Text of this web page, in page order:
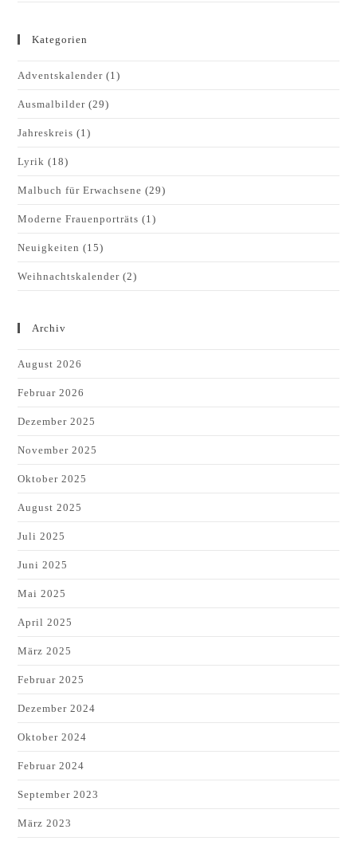
Kategorien
Adventskalender (1)
Ausmalbilder (29)
Jahreskreis (1)
Lyrik (18)
Malbuch für Erwachsene (29)
Moderne Frauenporträts (1)
Neuigkeiten (15)
Weihnachtskalender (2)
Archiv
August 2026
Februar 2026
Dezember 2025
November 2025
Oktober 2025
August 2025
Juli 2025
Juni 2025
Mai 2025
April 2025
März 2025
Februar 2025
Dezember 2024
Oktober 2024
Februar 2024
September 2023
März 2023